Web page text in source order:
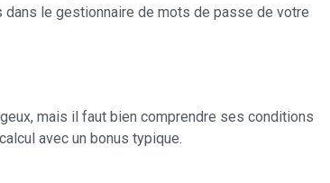
le gestionnaire de mots de passe de votre
mais il faut bien comprendre ses conditions
avec un bonus typique.